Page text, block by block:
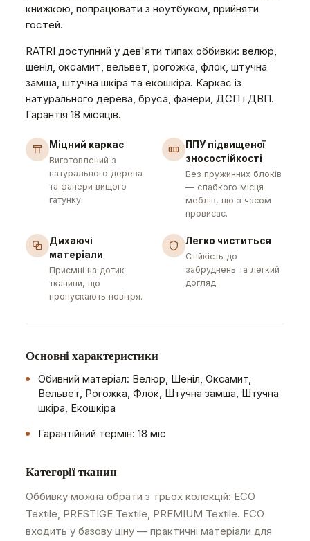
книжкою, попрацювати з ноутбуком, прийняти
гостей.
RATRI доступний у дев'яти типах оббивки: велюр,
шеніл, оксамит, вельвет, рогожка, флок, штучна
замша, штучна шкіра та екошкіра. Каркас із
натурального дерева, бруса, фанери, ДСП і ДВП.
Гарантія 18 місяців.
Міцний каркас
Виготовлений з
натурального дерева
та фанери вищого
гатунку.
ППУ підвищеної
зносостійкості
Без пружинних блоків
— слабкого місця
меблів, що з часом
провисає.
Дихаючі
матеріали
Приємні на дотик
тканини, що
пропускають повітря.
Легко чиститься
Стійкість до
забруднень та легкий
догляд.
Основні характеристики
Обивний матеріал: Велюр, Шеніл, Оксамит,
Вельвет, Рогожка, Флок, Штучна замша, Штучна
шкіра, Екошкіра
Гарантійний термін: 18 міс
Категорії тканин
Оббивку можна обрати з трьох колекцій: ECO
Textile, PRESTIGE Textile, PREMIUM Textile. ECO
входить у базову ціну — практичні матеріали для